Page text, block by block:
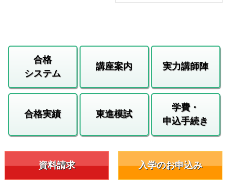
合格
システム
講座案内 実力講師陣
合格実績 東進模試
学費・
申込手続き
資料請求 入学のお申込み